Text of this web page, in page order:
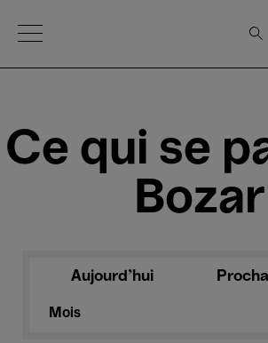
Open Menu
Ce qui se
Bozar
Aujourd'hui
Mois